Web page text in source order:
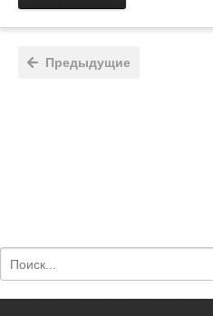
Предыдущие